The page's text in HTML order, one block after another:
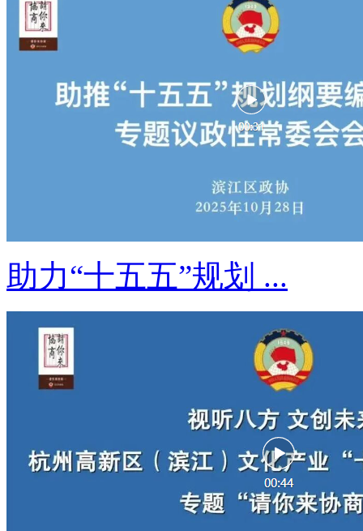
助力“十五五”规划 ...